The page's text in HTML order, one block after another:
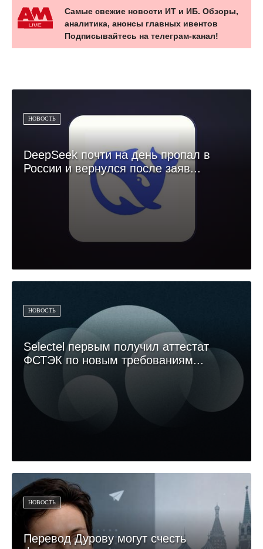
Самые свежие новости ИТ и ИБ. Обзоры,
аналитика, анонсы главных ивентов
Подписывайтесь на телеграм-канал!
НОВОСТЬ
DeepSeek почти на день пропал в
России и вернулся после заяв...
НОВОСТЬ
Selectel первым получил аттестат
ФСТЭК по новым требованиям...
НОВОСТЬ
Перевод Дурову могут счесть